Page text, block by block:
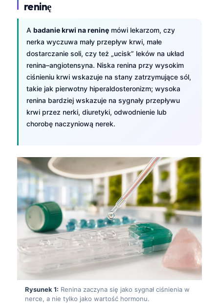
reninę
A badanie krwi na reninę mówi lekarzom, czy
nerka wyczuwa mały przepływ krwi, małe
dostarczanie soli, czy też „ucisk” leków na układ
renina–angiotensyna. Niska renina przy wysokim
ciśnieniu krwi wskazuje na stany zatrzymujące sól,
takie jak pierwotny hiperaldosteronizm; wysoka
renina bardziej wskazuje na sygnały przepływu
krwi przez nerki, diuretyki, odwodnienie lub
chorobę naczyniową nerek.
Rysunek 1: Renina zaczyna się jako sygnał ciśnienia w
nerce, a nie tylko jako wartość hormonu.